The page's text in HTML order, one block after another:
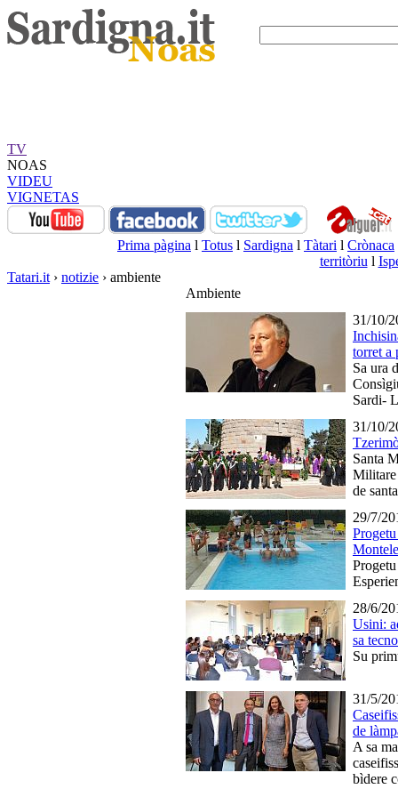
TV
NOAS
VIDEU
VIGNETAS
Prima pàgina l Totus l Sardigna l Tàtari l Crònaca
territòriu l
Tatari.it › notizie › ambiente
Ambiente
31/10/
torret a
Sa ura
Sardi-
31/10/
Santa
Militare
de
29/7/
28/6/
Usini:
sa
Su
31/5/
de
A sa
bìdere